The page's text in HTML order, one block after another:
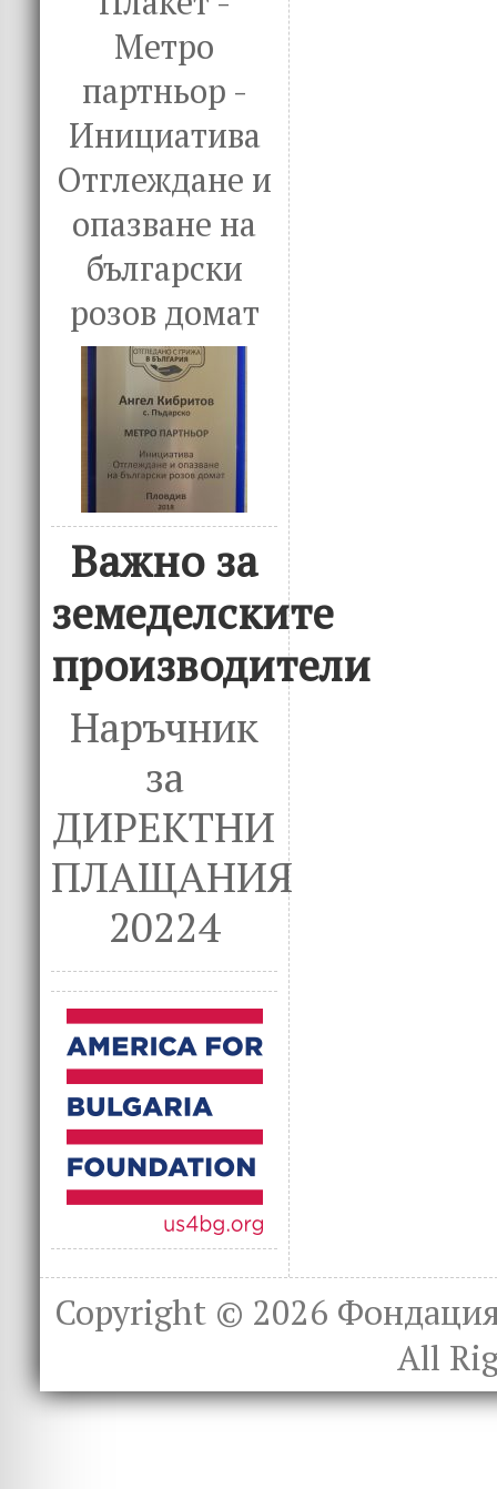
Метро
партньор -
Инициатива
Отглеждане и
опазване на
български
розов домат
Важно за
земеделските
производители
Наръчник
за
ДИРЕКТНИ
ПЛАЩАНИЯ
20224
Copyright © 2026
All